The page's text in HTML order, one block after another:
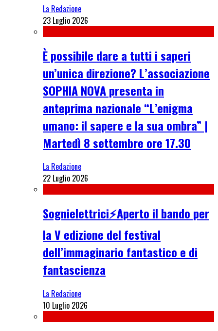
La Redazione
23 Luglio 2026
È possibile dare a tutti i saperi
un’unica direzione? L’associazione
SOPHIA NOVA presenta in
anteprima nazionale “L’enigma
umano: il sapere e la sua ombra” |
Martedì 8 settembre ore 17.30
La Redazione
22 Luglio 2026
Sognielettrici⚡Aperto il bando per
la V edizione del festival
dell’immaginario fantastico e di
fantascienza
La Redazione
10 Luglio 2026